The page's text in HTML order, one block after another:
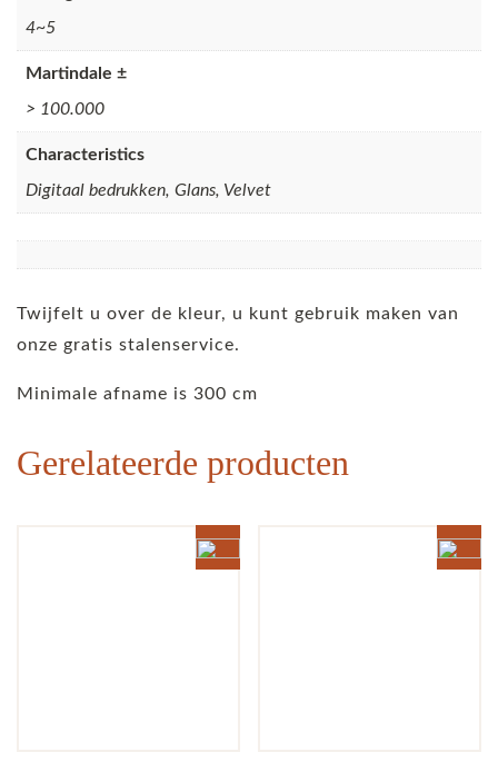
4~5
Martindale ±
> 100.000
Characteristics
Digitaal bedrukken, Glans, Velvet
Twijfelt u over de kleur, u kunt gebruik maken van
onze gratis stalenservice.
Minimale afname is 300 cm
Gerelateerde producten